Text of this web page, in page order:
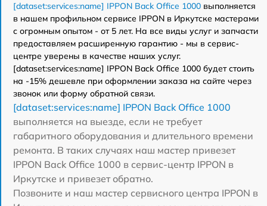
[dataset:services:name] IPPON Back Office 1000 выполняется
в нашем профильном сервисе IPPON в Иркутске мастерами
с огромным опытом - от 5 лет. На все виды услуг и запчасти
предоставляем расширенную гарантию - мы в сервис-
центре уверены в качестве наших услуг.
[dataset:services:name] IPPON Back Office 1000 будет стоить
на -15% дешевле при оформлении заказа на сайте через
звонок или форму обратной связи.
[dataset:services:name] IPPON Back Office 1000
выполняется на выезде, если не требует
габаритного оборудования и длительного времени
ремонта. В таких случаях наш мастер привезет
IPPON Back Office 1000 в сервис-центр IPPON в
Иркутске и привезет обратно.
Позвоните и наш мастер сервисного центра IPPON в